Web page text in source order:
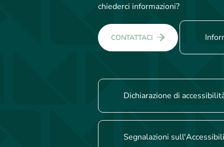
chiederci informazioni?
CONTATTACI
Dichiarazione di
Segnalazioni